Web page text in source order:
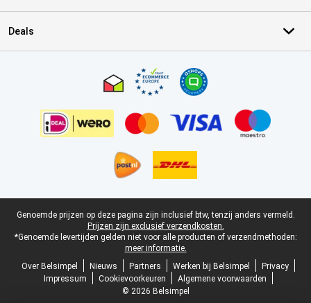
Deals
Juridische voettekst
Genoemde prijzen op deze pagina zijn inclusief btw, tenzij anders vermeld.
Prijzen zijn exclusief verzendkosten.
*Genoemde levertijden gelden niet voor alle producten of verzendmethoden:
meer informatie.
Over Belsimpel
Nieuws Partners Werken bij Belsimpel
Privacy
Impressum
Cookievoorkeuren
Algemene voorwaarden
© 2026 Belsimpel